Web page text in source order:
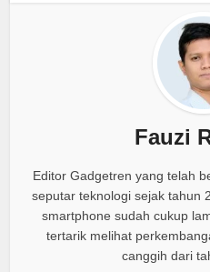
Fauzi
Editor Gadgetren yang telah
seputar teknologi sejak tahun
smartphone sudah cukup
tertarik melihat
canggih dari